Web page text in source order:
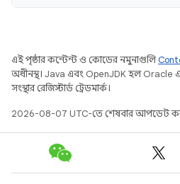
এই পৃষ্ঠার কন্টেন্ট ও কোডের নমুনাগুলি
অধীনস্থ। Java এবং OpenJDK হল Oracle
সংস্থার রেজিস্টার্ড ট্রেডমার্ক।
2026-08-07 UTC-তে শেষবার আপডেট